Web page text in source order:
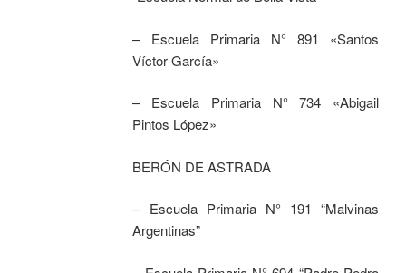
– Escuela Primaria N° 891 «Santos
Víctor García»
– Escuela Primaria N° 734 «Abigail
Pintos López»
BERÓN DE ASTRADA
– Escuela Primaria N° 191 “Malvinas
Argentinas”